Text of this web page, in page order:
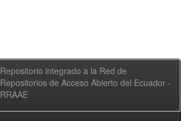
Repositorio integrado a la Red de
Repositorios de Acceso Abierto del Ecuador -
RRAAE